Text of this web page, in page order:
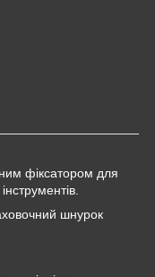
фіксатором для
шнурок